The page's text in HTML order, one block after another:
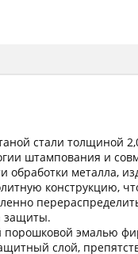
стали толщиной
штампования и
металла,
конструкцию,
защиты.
порошковой эмалью
слой,